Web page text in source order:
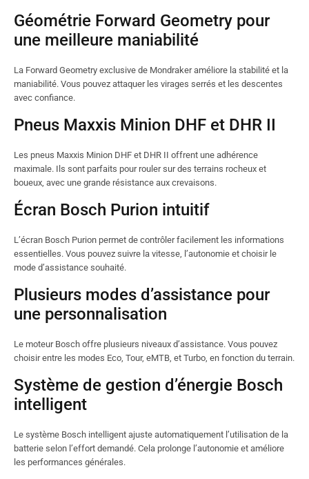
Géométrie Forward Geometry pour
une meilleure maniabilité
La Forward Geometry exclusive de Mondraker améliore la stabilité et la
maniabilité. Vous pouvez attaquer les virages serrés et les descentes
avec confiance.
Pneus Maxxis Minion DHF et DHR II
Les pneus Maxxis Minion DHF et DHR II offrent une adhérence
maximale. Ils sont parfaits pour rouler sur des terrains rocheux et
boueux, avec une grande résistance aux crevaisons.
Écran Bosch Purion intuitif
L’écran Bosch Purion permet de contrôler facilement les informations
essentielles. Vous pouvez suivre la vitesse, l’autonomie et choisir le
mode d’assistance souhaité.
Plusieurs modes d’assistance pour
une personnalisation
Le moteur Bosch offre plusieurs niveaux d’assistance. Vous pouvez
choisir entre les modes Eco, Tour, eMTB, et Turbo, en fonction du terrain.
Système de gestion d’énergie Bosch
intelligent
Le système Bosch intelligent ajuste automatiquement l’utilisation de la
batterie selon l’effort demandé. Cela prolonge l’autonomie et améliore
les performances générales.